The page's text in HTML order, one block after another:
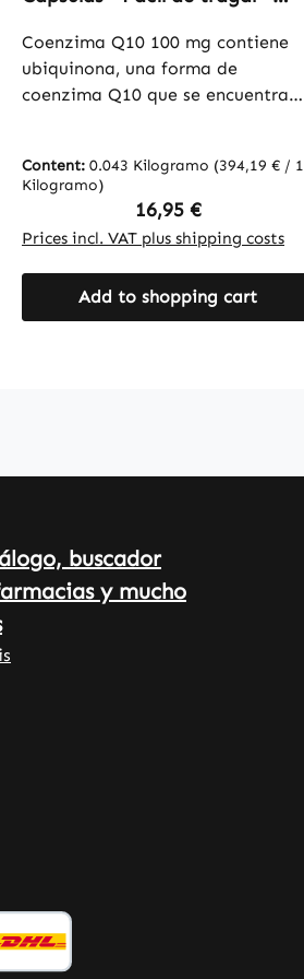
Vitalstoffe
Coenzima Q10 100 mg contiene
ubiquinona, una forma de
coenzima Q10 que se encuentra
importante en el metabolismo
energético. Con 100 cápsulas por
envase, este producto ofrece una
dosificación práctica. Las
cápsulas están compuestas por
hidroxipropilmetilcelulosa, lo que
alimenticios de alta calidad
fabricados en Alemania •
especializada o sitios web
especializados antes de realizar
un pedido.
Content: 0.043 Kilogramo (394,19 € / 1
Kilogramo)
Regular price:
16,95 €
Prices incl. VAT plus shipping costs
Add to shopping cart
buscador
y mucho